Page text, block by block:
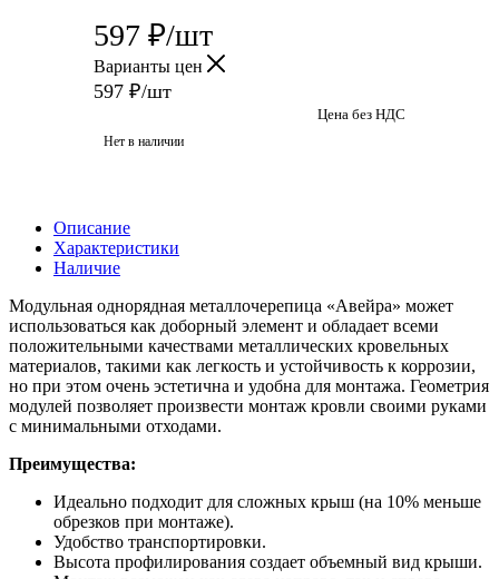
597 ₽/шт
Варианты цен
597 ₽/шт
Цена без НДС
Нет в наличии
Описание
Характеристики
Наличие
Модульная однорядная металлочерепица «Авейра» может
использоваться как доборный элемент и обладает всеми
положительными качествами металлических кровельных
материалов, такими как легкость и устойчивость к коррозии,
но при этом очень эстетична и удобна для монтажа. Геометрия
модулей позволяет произвести монтаж кровли своими руками
с минимальными отходами.
Преимущества:
Идеально подходит для сложных крыш (на 10% меньше
обрезков при монтаже).
Удобство транспортировки.
Высота профилирования создает объемный вид крыши.